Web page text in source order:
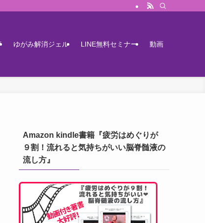
ゆがみ解消ジェル LINE無料セミナー 動画
Amazon kindle書籍『疲労はめぐりが
９割！流れると気持ちがいい脳脊髄液の
流し方』